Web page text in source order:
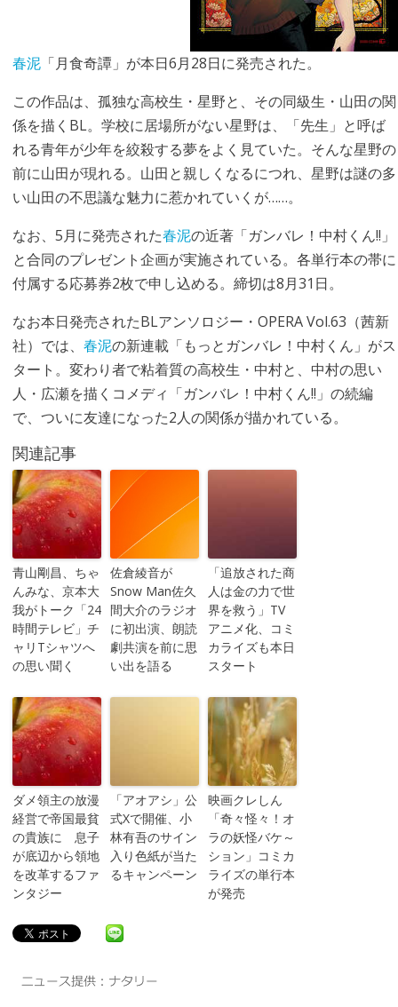
春泥「月食奇譚」が本日6月28日に発売された。
この作品は、孤独な高校生・星野と、その同級生・山田の関
係を描くBL。学校に居場所がない星野は、「先生」と呼ば
れる青年が少年を絞殺する夢をよく見ていた。そんな星野の
前に山田が現れる。山田と親しくなるにつれ、星野は謎の多
い山田の不思議な魅力に惹かれていくが……。
なお、5月に発売された春泥の近著「ガンバレ！中村くん!!」
と合同のプレゼント企画が実施されている。各単行本の帯に
付属する応募券2枚で申し込める。締切は8月31日。
なお本日発売されたBLアンソロジー・OPERA Vol.63（茜新
社）では、 春泥の新連載「もっとガンバレ！中村くん」がス
タート。変わり者で粘着質の高校生・中村と、中村の思い
人・広瀬を描くコメディ「ガンバレ！中村くん!!」の続編
で、ついに友達になった2人の関係が描かれている。
関連記事
青山剛昌、ちゃ
んみな、京本大
我がトーク「24
時間テレビ」チ
ャリTシャツへ
の思い聞く
佐倉綾音が
Snow Man佐久
間大介のラジオ
に初出演、朗読
劇共演を前に思
い出を語る
「追放された商
人は金の力で世
界を救う」TV
アニメ化、コミ
カライズも本日
スタート
ダメ領主の放漫
経営で帝国最貧
の貴族に 息子
が底辺から領地
を改革するファ
ンタジー
「アオアシ」公
式Xで開催、小
林有吾のサイン
入り色紙が当た
るキャンペーン
映画クレしん
「奇々怪々！オ
ラの妖怪バケ～
ション」コミカ
ライズの単行本
が発売